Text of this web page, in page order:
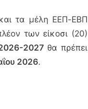
και τα μέλη ΕΕΠ-ΕΒΠ
των είκοσι (20)
2027θα πρέπει
2026.